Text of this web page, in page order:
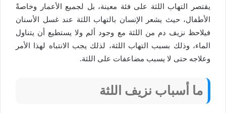
يقتصر التهاب اللثة على فئة معينة، بل لجميع الأعمار وخاصةً
الأطفال، حيث يشعر الإنسان بالتهاب اللثة عند غسل الأسنان
فيلاحظ نزيف دم من اللثة مع وجود ألم ولا يستطيع أن يتناول
الماء، وذلك بسبب التهاب اللثة، لذلك يجب الانتباه لهذا الأمر
وعلاجه حتى لا يسبب مضاعفات على اللثة.
ما أسباب نزيف اللثة